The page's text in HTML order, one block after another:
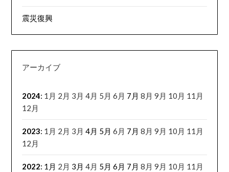
震災復興
アーカイブ
2024: 1月 2月 3月 4月 5月 6月 7月 8月 9月 10月 11月
12月
2023: 1月 2月 3月 4月 5月 6月 7月 8月 9月 10月 11月
12月
2022: 1月 2月 3月 4月 5月 6月 7月 8月 9月 10月 11月